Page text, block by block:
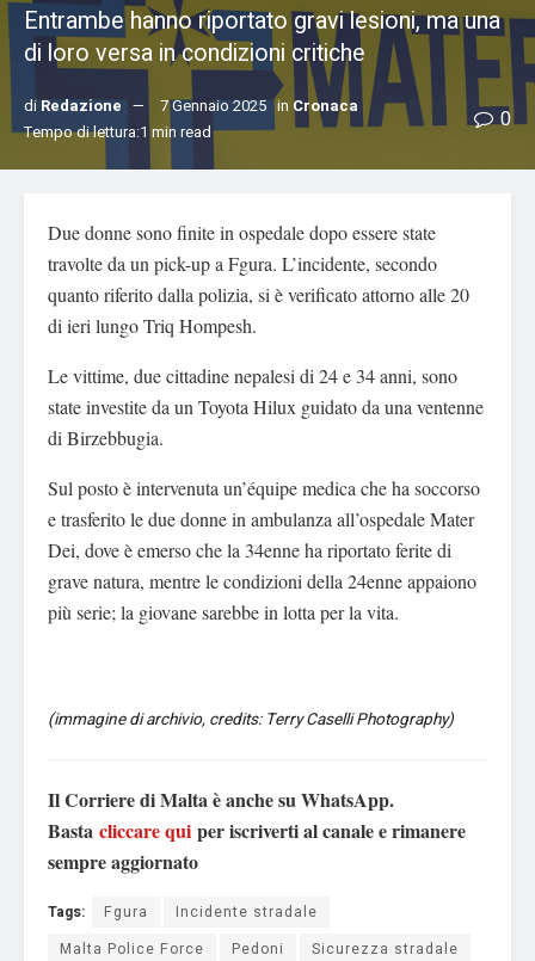
Entrambe hanno riportato gravi lesioni, ma una
di loro versa in condizioni critiche
di Redazione 7 Gennaio 2025 in Cronaca
Tempo di lettura:1 min read
0
Due donne sono finite in ospedale dopo essere state
travolte da un pick-up a Fgura. L’incidente, secondo
quanto riferito dalla polizia, si è verificato attorno alle 20
di ieri lungo Triq Hompesh.
Le vittime, due cittadine nepalesi di 24 e 34 anni, sono
state investite da un Toyota Hilux guidato da una ventenne
di Birzebbugia.
Sul posto è intervenuta un’équipe medica che ha soccorso
e trasferito le due donne in ambulanza all’ospedale Mater
Dei, dove è emerso che la 34enne ha riportato ferite di
grave natura, mentre le condizioni della 24enne appaiono
più serie; la giovane sarebbe in lotta per la vita.
(immagine di archivio, credits: Terry Caselli Photography)
Il Corriere di Malta è anche su WhatsApp.
Basta cliccare qui per iscriverti al canale e rimanere
sempre aggiornato
Tags: Fgura
Incidente stradale
Malta Police Force
Pedoni Sicurezza stradale